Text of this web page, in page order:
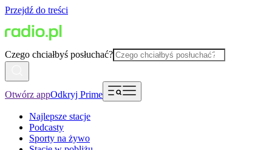
Przejdź do treści
Czego chciałbyś posłuchać?
Otwórz appOdkryj Prime
Najlepsze stacje
Podcasty
Sporty na żywo